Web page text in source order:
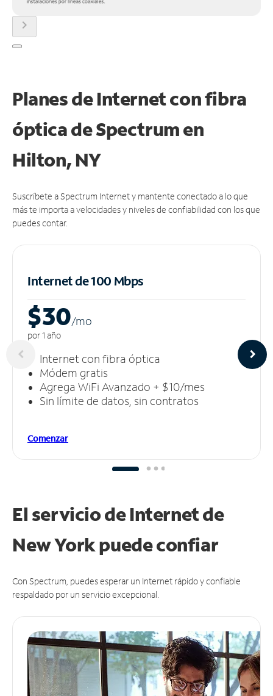
chevron_right
Planes de Internet con fibra
óptica de Spectrum en
Hilton, NY
Suscríbete a Spectrum Internet y mantente conectado a lo que
más te importa a velocidades y niveles de confiabilidad con los que
puedes contar.
Internet de 100 Mbps
$30/mo
por 1 año
Internet con fibra óptica
Módem gratis
Agrega WiFi Avanzado + $10/mes
Sin límite de datos, sin contratos
Comenzar
El servicio de Internet de
New York puedeconfiar
Con Spectrum, puedes esperar un Internet rápido y confiable
respaldado por un servicio excepcional.